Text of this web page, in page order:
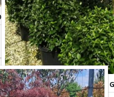
Misure Disponibili ►
ACER PALMATUM DISSECTUM